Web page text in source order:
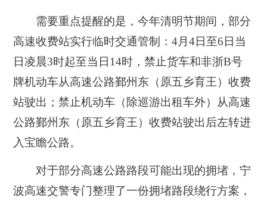
需要重点提醒的是，今年清明节期间，部分
高速收费站实行临时交通管制：4月4日至6日当
日凌晨3时起至当日14时，禁止货车和非浙B号
牌机动车从高速公路鄞州东（原五乡育王）收费
站驶出；禁止机动车（除巡游出租车外）从高速
公路鄞州东（原五乡育王）收费站驶出后左转进
入宝瞻公路。
对于部分高速公路路段可能出现的拥堵，宁
波高速交警专门整理了一份拥堵路段绕行方案，